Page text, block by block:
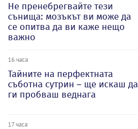
Не пренебрегвайте тези
сънища: мозъкът ви може да
се опитва да ви каже нещо
важно
16 часа
Тайните на перфектната
съботна сутрин – ще искаш да
ги пробваш веднага
17 часа